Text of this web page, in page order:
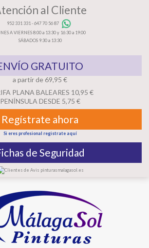
al Cliente
952 331 331 -647 70 56 87
A VIERNES 8:00 a 13:30 y 16:30 a 19:00
SÁBADOS 9:30 a 13:30
GRATUITO
a partir de 69,95 €
PLANA BALEARES 10,95 €
PENÍNSULA DESDE 5,75 €
Regístrate ahora
Si eres profesional registrate aquí
de Seguridad